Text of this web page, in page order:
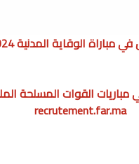
في مباراة الوقاية المدنية
recrutement.far.ma